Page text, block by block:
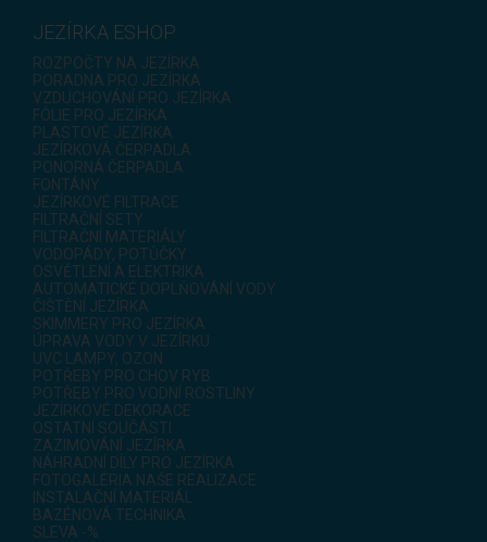
JEZÍRKA ESHOP
ROZPOČTY NA JEZÍRKA
PORADNA PRO JEZÍRKA
VZDUCHOVÁNÍ PRO JEZÍRKA
FÓLIE PRO JEZÍRKA
PLASTOVÉ JEZÍRKA
JEZÍRKOVÁ ČERPADLA
PONORNÁ ČERPADLA
FONTÁNY
JEZÍRKOVÉ FILTRACE
FILTRAČNÍ SETY
FILTRAČNÍ MATERIÁLY
VODOPÁDY, POTŮČKY
OSVĚTLENÍ A ELEKTRIKA
AUTOMATICKÉ DOPLŇOVÁNÍ VODY
ČIŠTĚNÍ JEZÍRKA
SKIMMERY PRO JEZÍRKA
ÚPRAVA VODY V JEZÍRKU
UVC LAMPY, OZON
POTŘEBY PRO CHOV RYB
POTŘEBY PRO VODNÍ ROSTLINY
JEZÍRKOVÉ DEKORACE
OSTATNÍ SOUČÁSTI
ZAZIMOVÁNÍ JEZÍRKA
NÁHRADNÍ DÍLY PRO JEZÍRKA
FOTOGALÉRIA NAŠE REALIZACE
INSTALAČNÍ MATERIÁL
BAZÉNOVÁ TECHNIKA
SLEVA -%